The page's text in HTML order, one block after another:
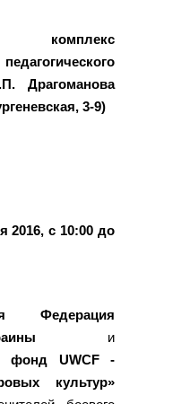
комплекс
Драгоманова
3-9)
2016, с 10:00 до
Федерация
и
фонд UWCF -
культур»